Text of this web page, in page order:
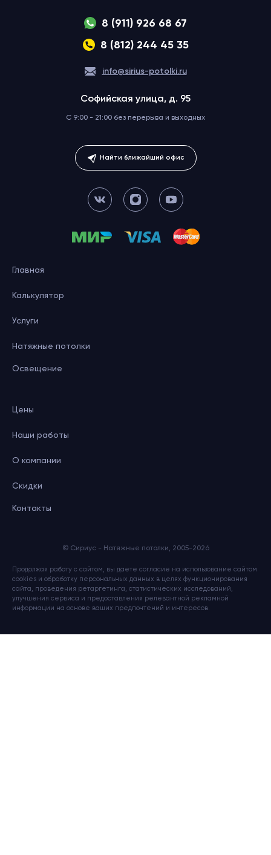
8 (911) 926 68 67
8 (812) 244 45 35
info@sirius-potolki.ru
Софийская улица, д. 95
C 9:00 - 21:00 без перерыва и выходных
Найти ближайший офис
Главная
Калькулятор
Услуги
Натяжные потолки
Освещение
Цены
Наши работы
О компании
Скидки
Контакты
© Сириус - Натяжные потолки, 2005-2026
Продолжая работу с сайтом, вы даете согласие на использование сайтом
cookies и обработку персональных данных в целях функционирования
сайта, проведения ретаргетинга, статистических исследований,
улучшения сервиса и предоставления релевантной рекламной
информации на основе ваших предпочтений и интересов.